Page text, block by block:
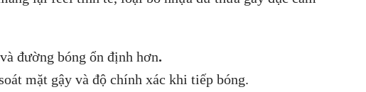
đường bóng ổn định hơn.
mặt gậy và độ chính xác khi tiếp bóng.